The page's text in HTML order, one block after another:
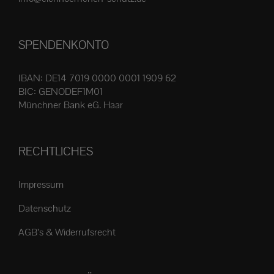
werden
SPENDENKONTO
IBAN: DE14 7019 0000 0001 1909 62
BIC: GENODEF1M01
Münchner Bank eG. Haar
RECHTLICHES
Impressum
Datenschutz
AGB’s & Widerrufsrecht